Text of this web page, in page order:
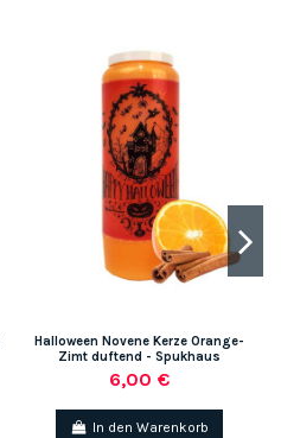
Halloween Novene Kerze Orange-
Zimt duftend - Spukhaus
6,00 €
In den Warenkorb